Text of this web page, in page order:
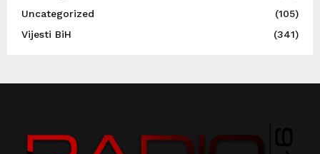
Uncategorized
(105)
Vijesti BiH
(341)